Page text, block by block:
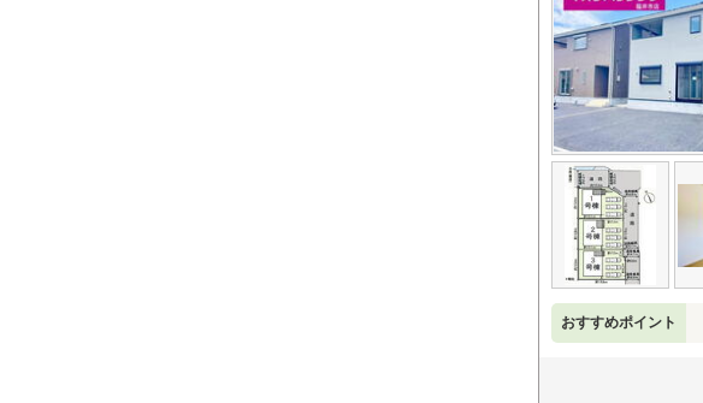
おすすめポイント